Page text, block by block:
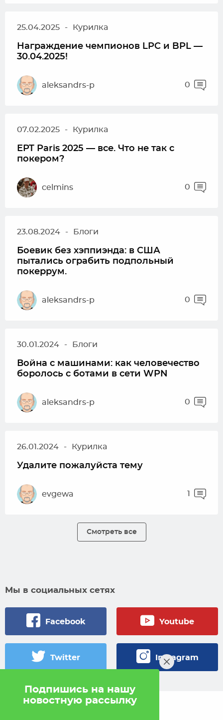
25.04.2025 - Курилка
Награждение чемпионов LPC и BPL —
30.04.2025!
aleksandrs-p 0
07.02.2025 - Курилка
EPT Paris 2025 — все. Что не так с
покером?
celmins 0
23.08.2024 - Блоги
Боевик без хэппиэнда: в США
пытались ограбить подпольный
покеррум.
aleksandrs-p 0
30.01.2024 - Блоги
Война с машинами: как человечество
боролось с ботами в сети WPN
aleksandrs-p 0
26.01.2024 - Курилка
Удалите пожалуйста тему
evgewa 1
Смотреть все
Мы в социальных сетях
Facebook Youtube
Twitter Instagram
Подпишись на нашу
новостную рассылку